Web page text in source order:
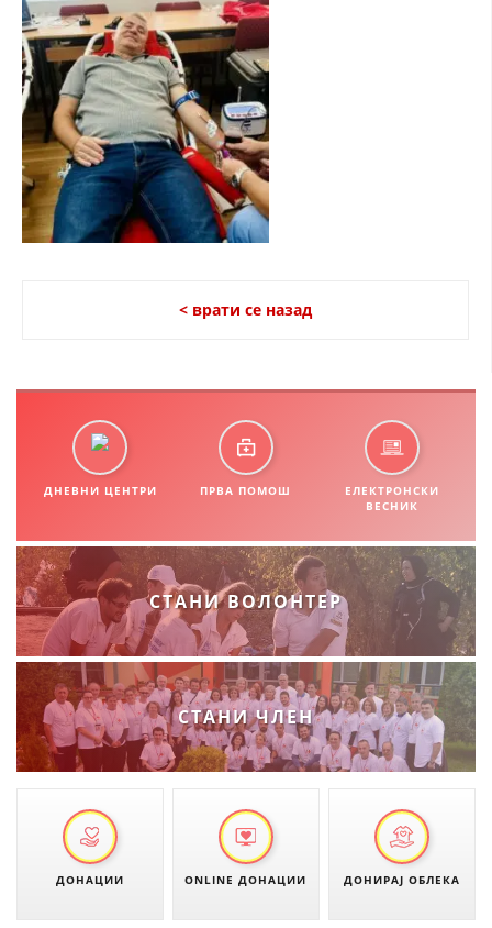
ИСТОРИЈАТ НА ДВИЖЕЊЕТО
СТРУКТУРА НА ОРГАНИЗАЦИЈАТА
КОНТАКТ ИНФОРМАЦИИ
ЧЛЕНСТВО ВО ПРОФЕСИОНАЛНИ ТЕЛА
ЗАКОН ЗА ЦКРМ
ОРГАНИЗАЦИЈА И РАЗВОЈ
РАКОВОДЕН ОДБОР
СОБРАНИЕ
ДИСЕМИНАЦИЈА
MЕЃУНАРОДНО ХУМАНИТАРНО ПРАВО
ПРОМОЦИЈА НА ХУМАНИ ВРЕДНОСТИ
УПОТРЕБА И ЗАШТИТА НА АМБЛЕМОТ
СОЦИЈАЛНО ХУМАНИТАРНА ДЕЈНОСТ
ПОДГОТВЕНОСТ И ДЕЈСТВО ПРИ КАТАСТРОФИ
< врати се назад
ДНЕВНИ ЦЕНТРИ ПРВА ПОМОШ
ЕЛЕКТРОНСКИ
ВЕСНИК
СТАНИ ВОЛОНТЕР
СТАНИ ЧЛЕН
ДОНАЦИИ ONLINE ДОНАЦИИ ДОНИРАЈ ОБЛЕКА